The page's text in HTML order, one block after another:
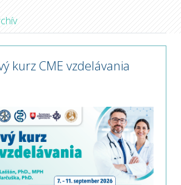
kurz CME vzdelávania